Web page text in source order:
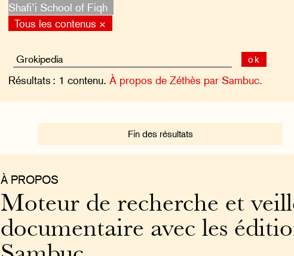
Shafi’i School of Fiqh
Tous les contenus ×
ok
Résultats : 1 contenu. À propos de Zéthès par Sambuc.
Fin des résultats
À PROPOS
Moteur de recherche et
documentaire avec les